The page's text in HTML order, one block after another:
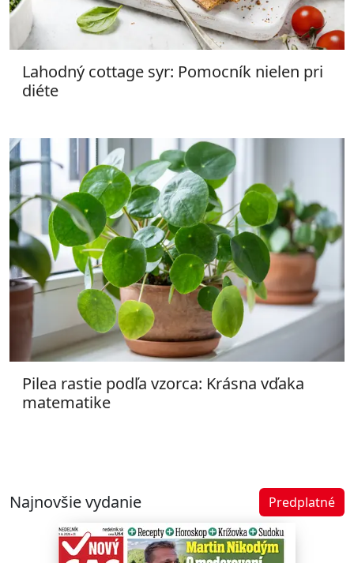
Lahodný cottage syr: Pomocník nielen pri
diéte
Pilea rastie podľa vzorca: Krásna vďaka
matematike
Najnovšie vydanie Predplatné